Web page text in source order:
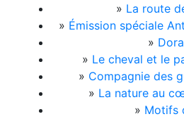
» La route
» Émission spéciale
»
» Le cheval et le
» Compagnie des
» La nature au
» Motifs